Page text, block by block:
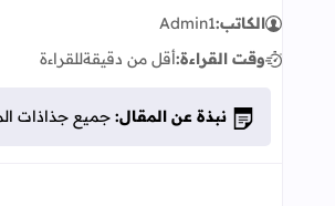
الكاتب:Admin1
وقت القراءة:أقل من دقيقةللقراءة
نبذة عن المقال: جميع جذاذات